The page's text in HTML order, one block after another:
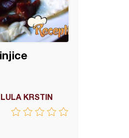
KRSTIN